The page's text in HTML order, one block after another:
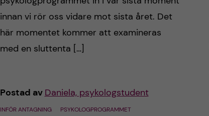
innan vi rör oss vidare mot sista året. Det
här momentet kommer att examineras
med en sluttenta […]
Postad av Daniela, psykologstudent
INFÖR ANTAGNING PSYKOLOGPROGRAMMET